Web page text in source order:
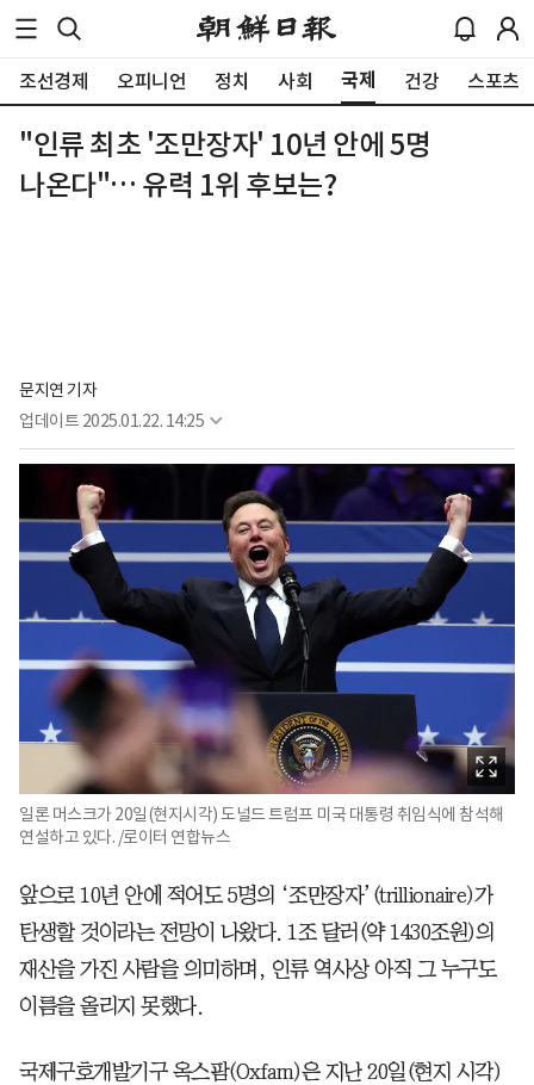
조선경제 오피니언 정치 사회 국제 건강 스포츠
"인류 최초 '조만장자' 10년 안에 5명
나온다"… 유력 1위 후보는?
문지연 기자
업데이트 2025.01.22. 14:25
일론 머스크가 20일(현지시각) 도널드 트럼프 미국 대통령 취임식에 참석해
연설하고 있다. /로이터 연합뉴스
앞으로 10년 안에 적어도 5명의 ‘조만장자’(trillionaire)가
탄생할 것이라는 전망이 나왔다. 1조 달러(약 1430조원)의
재산을 가진 사람을 의미하며, 인류 역사상 아직 그 누구도
이름을 올리지 못했다.
국제구호개발기구 옥스팜(Oxfam)은 지난 20일(현지 시각)